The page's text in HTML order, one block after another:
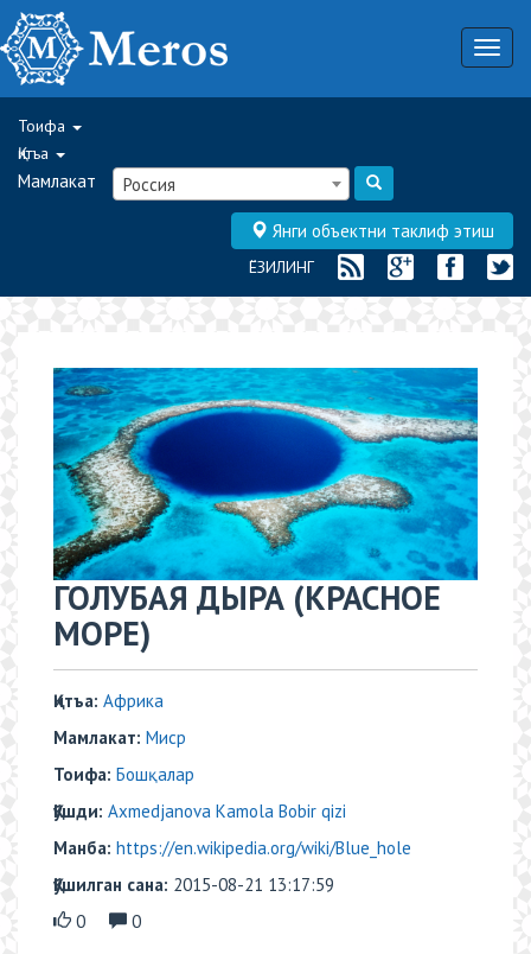
Тоифа
Қитъа
Мамлакат Россия
Янги объектни таклиф этиш
ЁЗИЛИНГ
ГОЛУБАЯ ДЫРА (КРАСНОЕ
МОРЕ)
Қитъа: Африка
Мамлакат: Миср
Тоифа: Бошқалар
Қўшди: Axmedjanova Kamola Bobir qizi
Манба: https://en.wikipedia.org/wiki/Blue_hole
Қўшилган сана: 2015-08-21 13:17:59
0
0